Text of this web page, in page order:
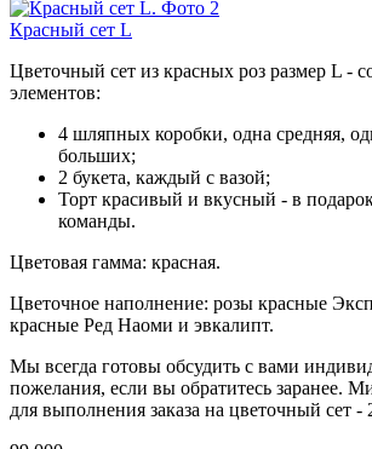
Красный сет L
Цветочный сет из красных роз размер L -
элементов:
4 шляпных коробки, одна средняя,
больших;
2 букета, каждый с вазой;
Торт красивый и вкусный - в
команды.
Цветовая гамма: красная.
Цветочное наполнение: розы красные
красные Ред Наоми и эвкалипт.
Мы всегда готовы обсудить с вами
пожелания, если вы обратитесь заранее.
для выполнения заказа на цветочный сет -